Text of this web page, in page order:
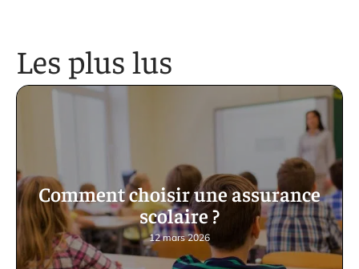
Les plus lus
Comment choisir une assurance
scolaire ?
12 mars 2026